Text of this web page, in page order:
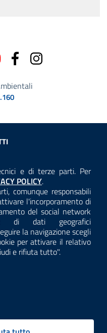
e di terze parti. Per
la
POLICY.
comunque responsabili
l'incorporamento di
del social network
di dati geografici
la navigazione scegli
per attivare il relativo
e rifiuta tutto".
Z
riferimento al regolamento
pagina